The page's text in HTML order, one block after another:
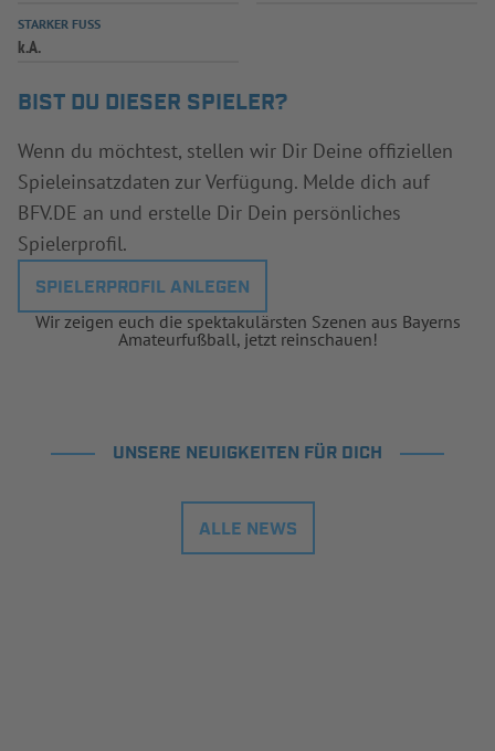
STARKER FUSS
k.A.
BIST DU DIESER SPIELER?
Wenn du möchtest, stellen wir Dir Deine offiziellen
Spieleinsatzdaten zur Verfügung. Melde dich auf
BFV.DE an und erstelle Dir Dein persönliches
Spielerprofil.
SPIELERPROFIL ANLEGEN
Wir zeigen euch die spektakulärsten Szenen aus Bayerns
Amateurfußball, jetzt reinschauen!
UNSERE NEUIGKEITEN FÜR DICH
ALLE NEWS